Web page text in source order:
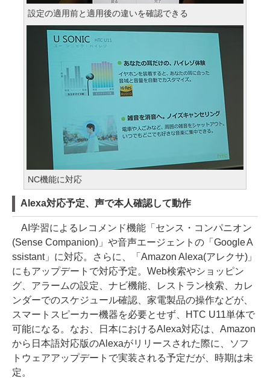
設定の適用前と適用後の違いを確認できる
NC機能に対応
Alexa対応予定、声で本人確認して動作
AI学習によるレコメンド機能「センス・コンパニオン
(Sense Companion)」や音声エージェントの「Google A
ssistant」に対応。さらに、「Amazon Alexa(アレクサ)」
にもアップデートで対応予定。Web検索やショッピン
グ、アラームの設定、ナビ機能、レストラン検索、カレ
ンダーでのスケジュール確認、家電製品の操作などが、
スマートスピーカー機器を必要とせず、HTC U11単体で
可能になる。なお、日本におけるAlexa対応は、Amazon
から日本語対応版のAlexaがリリースされた際に、ソフ
トウェアアップデートで実装される予定だが、時期は未
定。